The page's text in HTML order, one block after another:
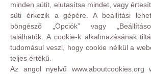
minden sütit, elutasítsa mindet, vagy
süti érkezik a gépére. A beállítási
böngésző „Opciók” vagy
találhatók. A cookie-k alkalmazásának
tudomásul veszi, hogy cookie nélkül a
teljes értékű.
Az angol nyelvű www.aboutcookies.org